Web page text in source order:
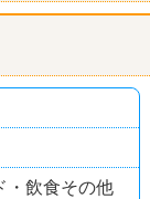
・飲食その他